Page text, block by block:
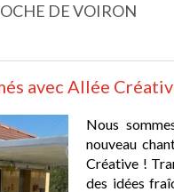
DE VOIRON
avec Allée
Nous
nouveau
Créative !
des idées